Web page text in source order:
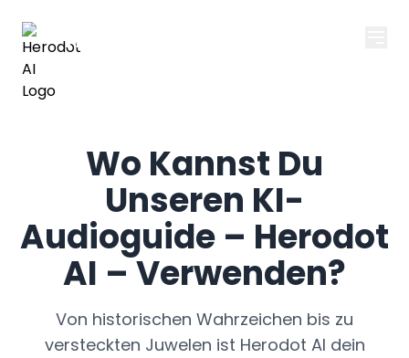
Herodot AI
Wo Kannst Du
Unseren KI-
Audioguide – Herodot
AI – Verwenden?
Von historischen Wahrzeichen bis zu
versteckten Juwelen ist Herodot AI dein